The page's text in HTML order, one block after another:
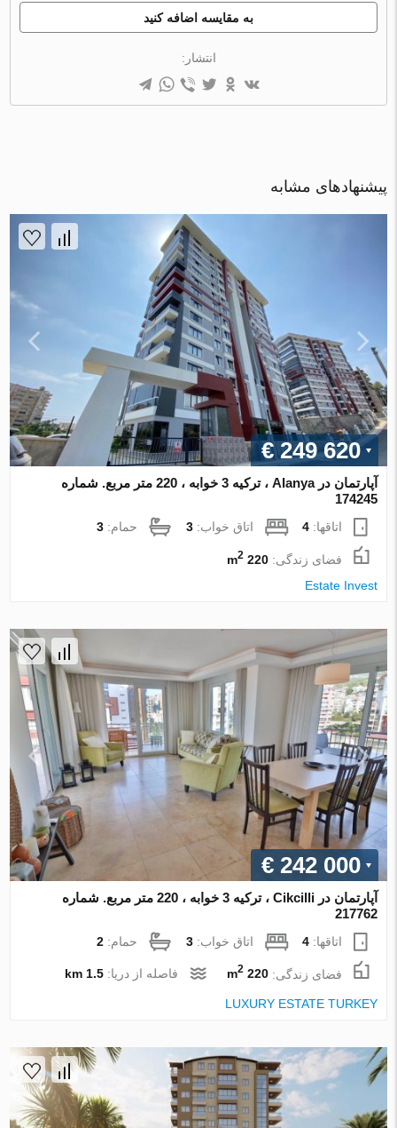
به مقایسه اضافه کنید
انتشار:
پیشنهادهای مشابه
€ 249 620
آپارتمان در Alanya ، ترکیه 3 خوابه ، 220 متر مربع. شماره
174245
اتاقها:4 اتاق خواب:3 حمام:3
فضای زندگی:220 m
2
Estate Invest
€ 242 000
آپارتمان در Cikcilli ، ترکیه 3 خوابه ، 220 متر مربع. شماره
217762
اتاقها:4 اتاق خواب:3 حمام:2
فضای زندگی:220 m
2 فاصله از دریا:1.5 km
LUXURY ESTATE TURKEY